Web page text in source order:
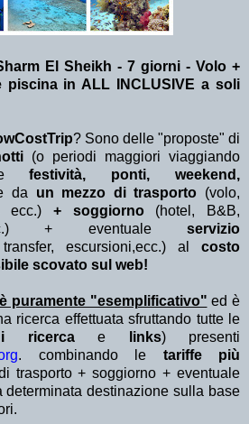
El Sheikh - 7 giorni - Volo +
piscina in ALL INCLUSIVE a soli
? Sono delle "proposte" di
(o periodi maggiori viaggiando
lefestività, ponti, weekend,
da un mezzo di trasporto (volo,
ecc.) + soggiorno(hotel, B&B,
+ eventuale servizio
escursioni,ecc.) al costo
scovato sul web!
è puramente "esemplificativo" ed è
ricerca effettuata sfruttando tutte le
ricerca e links) presenti
. combinando le tariffe più
trasporto + soggiorno + eventuale
determinata destinazione sulla base